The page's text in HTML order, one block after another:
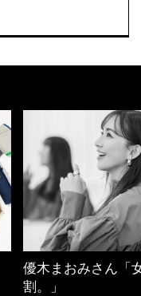
【ワーママのきれ
ュアル通勤】